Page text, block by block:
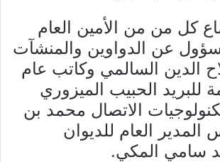
كل من من الأمين العام
عن الدواوين والمنشآت
الدين السالمي وكاتب عام
للبريد الحبيب الميزوري
الاتصال محمد بن
المدير العام للديوان
سامي المكي.